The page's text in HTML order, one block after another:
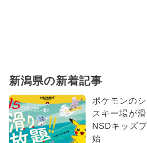
新潟県の新着記事
ポケモンの
スキー場が
NSDキッズ
始